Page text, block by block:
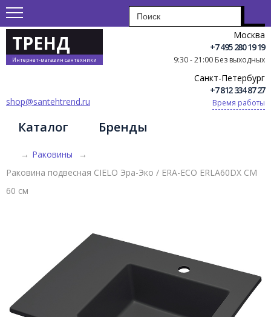
ТРЕНД
Интернет-магазин сантехники
Москва
+7 495 280 19 19
9:30 - 21:00 Без выходных
Санкт-Петербург
+7 812 334 87 27
Время работы
shop@santehtrend.ru
Каталог Бренды
→ Раковины
→
Раковина подвесная CIELO Эра-Эко / ERA-ECO ERLA60DX CM
60 см